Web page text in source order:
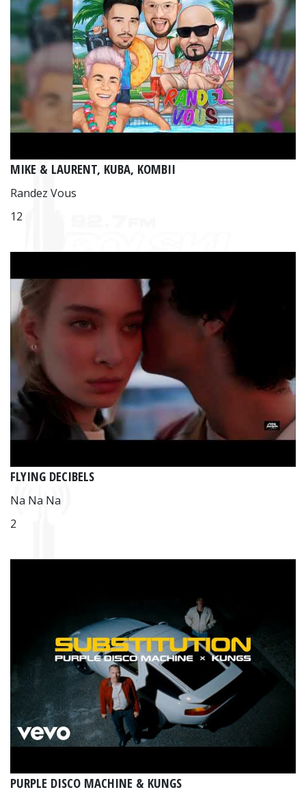
MIKE & LAURENT, KUBA, KOMBII
Randez Vous
12
FLYING DECIBELS
Na Na Na
2
PURPLE DISCO MACHINE & KUNGS